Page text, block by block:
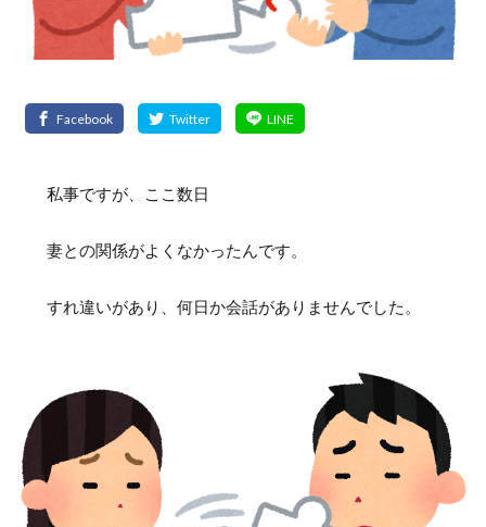
私事ですが、ここ数日
妻との関係がよくなかったんです。
すれ違いがあり、何日か会話がありませんでした。